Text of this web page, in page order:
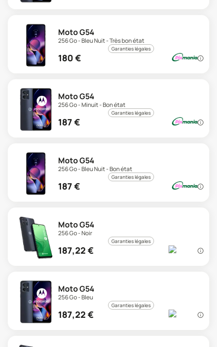
Moto G54
256 Go - Bleu Nuit - Très bon état
Garanties légales
180 €
Moto G54
256 Go - Minuit - Bon état
Garanties légales
187 €
Moto G54
256 Go - Bleu Nuit - Bon état
Garanties légales
187 €
Moto G54
256 Go - Noir
Garanties légales
187,22 €
Moto G54
256 Go - Bleu
Garanties légales
187,22 €